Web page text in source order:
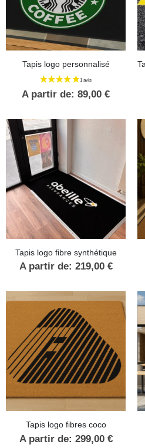
Tapis logo personnalisé
A partir de: 89,00 €
Tapis logo fibre synthétique
A partir de: 219,00 €
Tapis logo fibres coco
A partir de: 299,00 €